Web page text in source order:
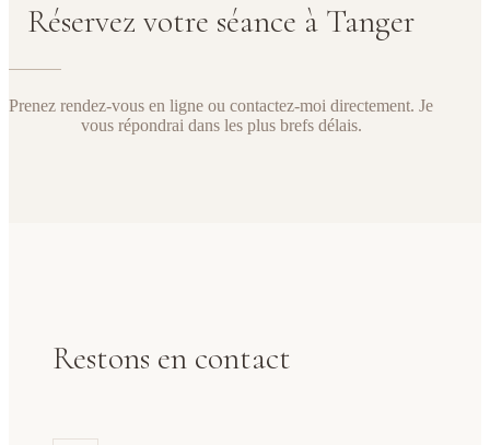
Réservez votre séance à Tanger
Prenez rendez-vous en ligne ou contactez-moi directement. Je
vous répondrai dans les plus brefs délais.
Restons en contact